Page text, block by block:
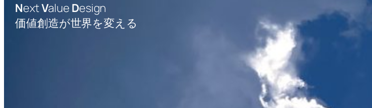
NextValue Design
価値創造が世界を変える